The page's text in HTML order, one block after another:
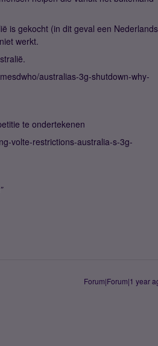
is gekocht (in dit geval een
werkt.
australias-3g-shutdown-why-
te ondertekenen
volte-restrictions-australia-s-3g-
Forum|Forum|1 year